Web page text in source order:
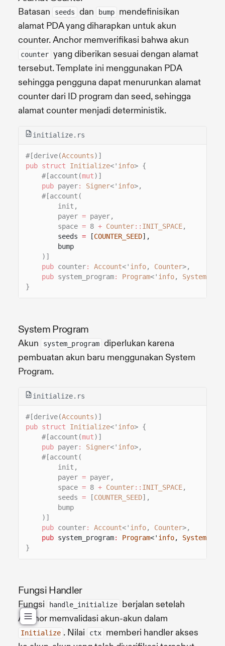
Batasan seeds dan bump
mendefinisikan
alamat PDA yang diharapkan untuk akun
counter. Anchor memverifikasi bahwa akun
counter yang diberikan sesuai dengan alamat
tersebut. Template ini menggunakan PDA
sehingga pengguna dapat menurunkan alamat
counter dari ID program dan seed, sehingga
alamat counter menjadi deterministik.
initialize.rs
#[derive(Accounts)]
pub struct
Initialize<' info> {
#[account(mut)]
pub payer: Signer<' info>,
#[account(
init,
payer = payer,
space = 8 + Counter:: INIT_SPACE,
seeds = [COUNTER_SEED],
bump
)]
pub counter: Account<' info, Counter>,
pub system_program: Program<' info, System
}
System Program
Akun system_program diperlukan karena
pembuatan akun baru menggunakan System
Program.
initialize.rs
#[derive(Accounts)]
pub struct
Initialize<' info> {
#[account(mut)]
pub payer: Signer<' info>,
#[account(
init,
payer = payer,
space = 8 + Counter:: INIT_SPACE,
seeds = [COUNTER_SEED],
bump
)]
pub counter: Account<' info, Counter>,
pub system_program: Program<' info, System
}
Fungsi Handler
Fungsi handle_initialize
berjalan setelah
Anchor memvalidasi akun-akun dalam
Initialize . Nilai ctx
memberi handler akses